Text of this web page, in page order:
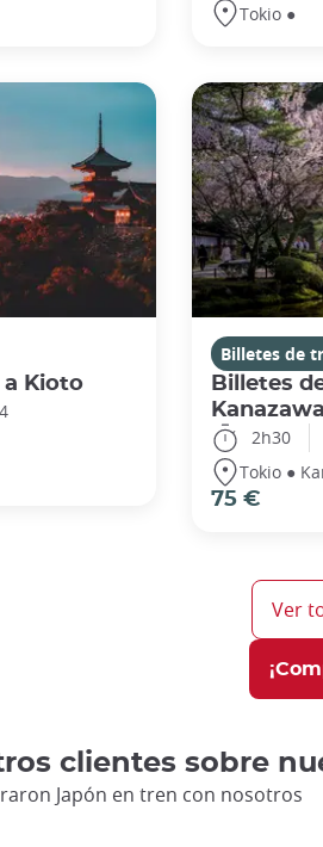
Tokio ●
a Kioto
Billetes de
Billetes
Kanazawa
2h30
Tokio ●
75 €
Ver
clientes sobre
Japón en tren con nosotros